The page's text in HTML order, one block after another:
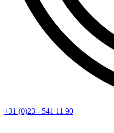
+31 (0)23 - 541 11 90